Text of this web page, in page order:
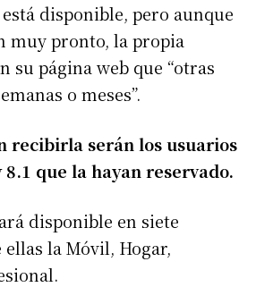
disponible, pero aunque
muy pronto, la propia
su página web que “otras
o meses”.
recibirla serán los usuarios
8.1 que la hayan reservado.
disponible en siete
la Móvil, Hogar,